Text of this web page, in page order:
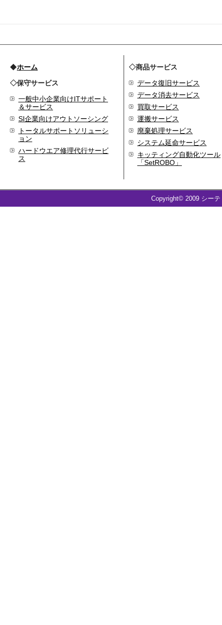
◆ホーム
◇保守サービス
一般中小企業向けITサポート
＆サービス
SI企業向けアウトソーシング
トータルサポートソリューシ
ョン
ハードウエア修理代行サービ
ス
◇商品サービス
データ復旧サービス
データ消去サービス
買取サービス
運搬サービス
廃棄処理サービス
システム延命サービス
キッティング自動化ツール
「SetROBO」
Copyright© 2009 シー